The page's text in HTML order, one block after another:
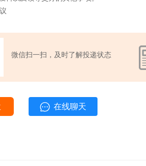
微信扫一扫，及时了解投递状态
在线聊天